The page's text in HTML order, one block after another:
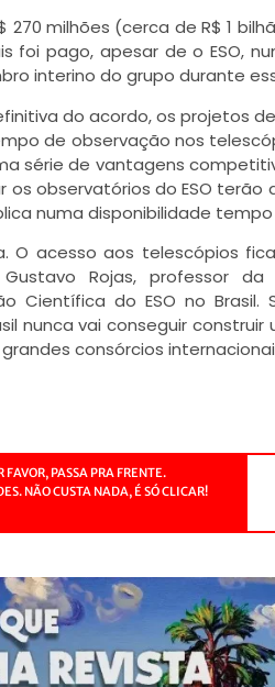
270 milhões (cerca de R$ 1
foi pago, apesar de o ESO,
interino do grupo durante
do acordo, os projetos
de observação nos
série de vantagens
os observatórios do ESO
numa disponibilidade
O acesso aos telescópios
Rojas, professor da
Científica do ESO no
nunca vai conseguir
consórcios
PASSA PRA FRENTE.
NÃO CUSTA NADA, É SÓ CLICAR!